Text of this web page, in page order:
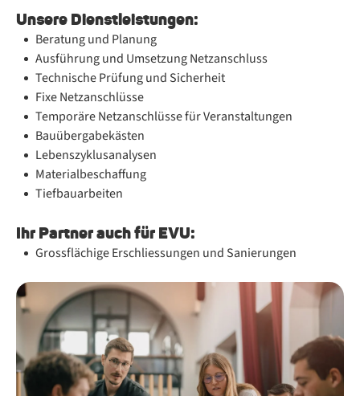
Unsere Dienstleistungen:
Beratung und Planung
Ausführung und Umsetzung Netzanschluss
Technische Prüfung und Sicherheit
Fixe Netzanschlüsse
Temporäre Netzanschlüsse für Veranstaltungen
Bauübergabekästen
Lebenszyklusanalysen
Materialbeschaffung
Tiefbauarbeiten
Ihr Part­ner auch für EVU:
Grossflächige Erschliessungen und Sanierungen